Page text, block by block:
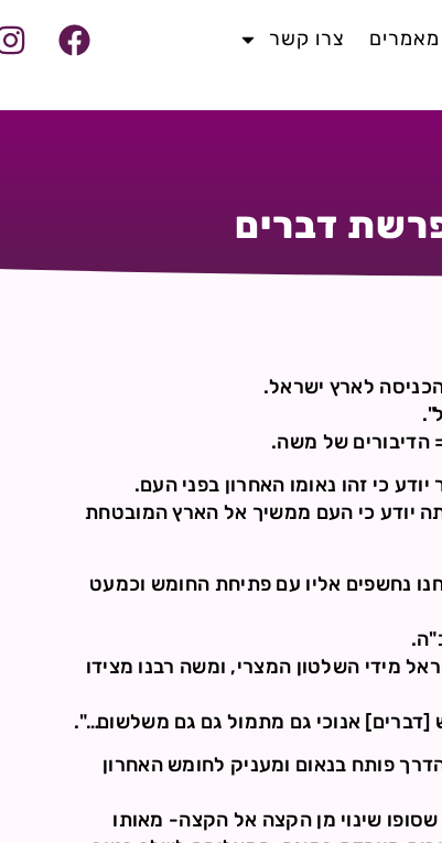
מאמרים צרו קשר
דברים
לארץ ישראל.
הדיבורים של משה.
כי זהו נאומו האחרון בפני העם.
יודע כי העם ממשיך אל הארץ המובטחת
נחשפים אליו עם פתיחת החומש וכמעט
מידי השלטון המצרי, ומשה רבנו מצידו
אנוכי גם מתמול גם גם משלשום…".
פותח בנאום ומעניק לחומש האחרון
שינוי מן הקצה אל הקצה- מאותו